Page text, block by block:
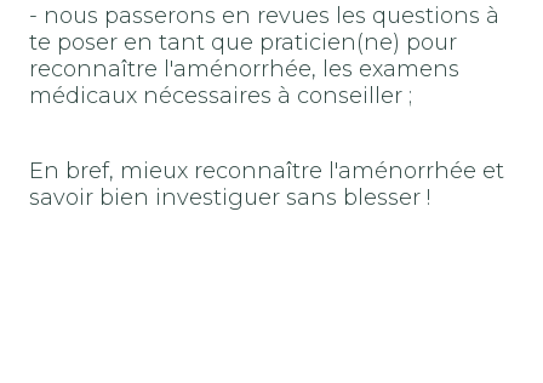
- nous passerons en revues les questions à
te poser en tant que praticien(ne) pour
reconnaître l'aménorrhée, les examens
médicaux nécessaires à conseiller ;
En bref, mieux reconnaître l'aménorrhée et
savoir bien investiguer sans blesser !